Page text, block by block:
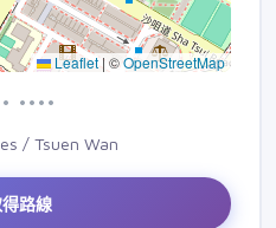
Leaflet |©OpenStreetMap
••••
/ Tsuen Wan
路線